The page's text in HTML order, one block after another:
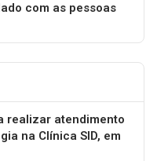
com as pessoas
realizar atendimento
na Clínica SID, em